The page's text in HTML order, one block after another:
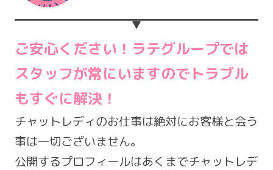
ご安心ください！ラテグループでは
スタッフが常にいますのでトラブル
もすぐに解決！
チャットレディのお仕事は絶対にお客様と会う
事は一切ございません。
公開するプロフィールはあくまでチャットレデ